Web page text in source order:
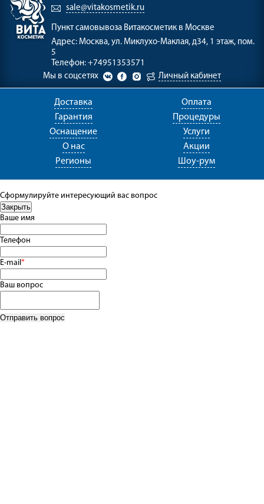
sale@vitakosmetik.ru
Пункт самовывоза Витакосметик в Москве
Адрес: Москва, ул. Миклухо-Маклая, д34, 1 этаж, пом.
5
Телефон: +74951353571
Мы в соцсетях
Личный кабинет
Доставка
Оплата
Гарантия
Процедуры
Оснащение
Услуги
О нас
Акции
Регионы
Шоу-рум
Сформулируйте интересующий вас вопрос
Ваше имя
Телефон
E-mail*
Ваш вопрос